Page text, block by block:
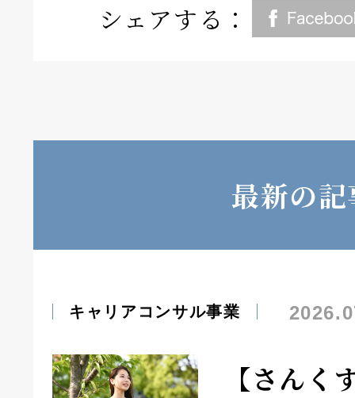
シェアする：
最新の
キャリアコンサル事業
【さんく